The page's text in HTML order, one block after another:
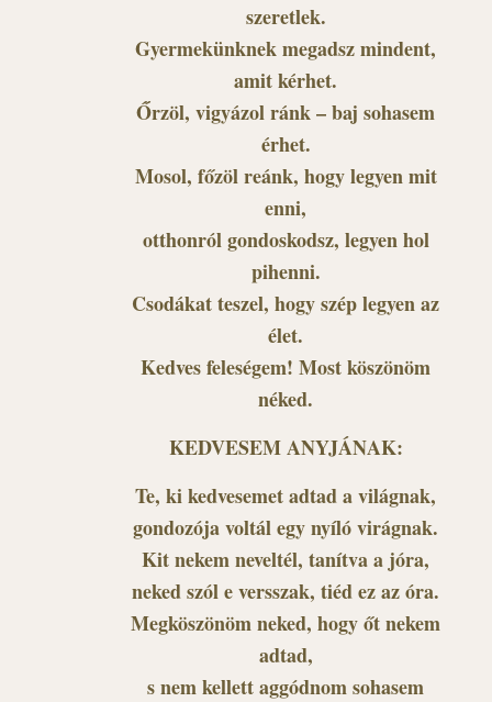
szeretlek.
Gyermekünknek megadsz mindent,
amit kérhet.
Őrzöl, vigyázol ránk – baj sohasem
érhet.
Mosol, főzöl reánk, hogy legyen mit
enni,
otthonról gondoskodsz, legyen hol
pihenni.
Csodákat teszel, hogy szép legyen az
élet.
Kedves feleségem! Most köszönöm
néked.
KEDVESEM ANYJÁNAK:
Te, ki kedvesemet adtad a világnak,
gondozója voltál egy nyíló virágnak.
Kit nekem neveltél, tanítva a jóra,
neked szól e versszak, tiéd ez az óra.
Megköszönöm neked, hogy őt nekem
adtad,
s nem kellett aggódnom sohasem